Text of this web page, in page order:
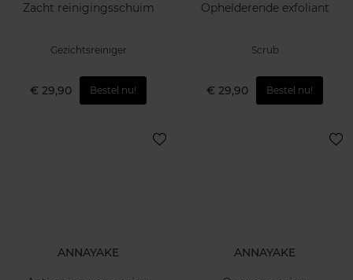
Zacht reinigingsschuim
Gezichtsreiniger
€ 29,90 Bestel nu!
Ophelderende exfoliant
Scrub
€ 29,90 Bestel nu!
ANNAYAKE ANNAYAKE